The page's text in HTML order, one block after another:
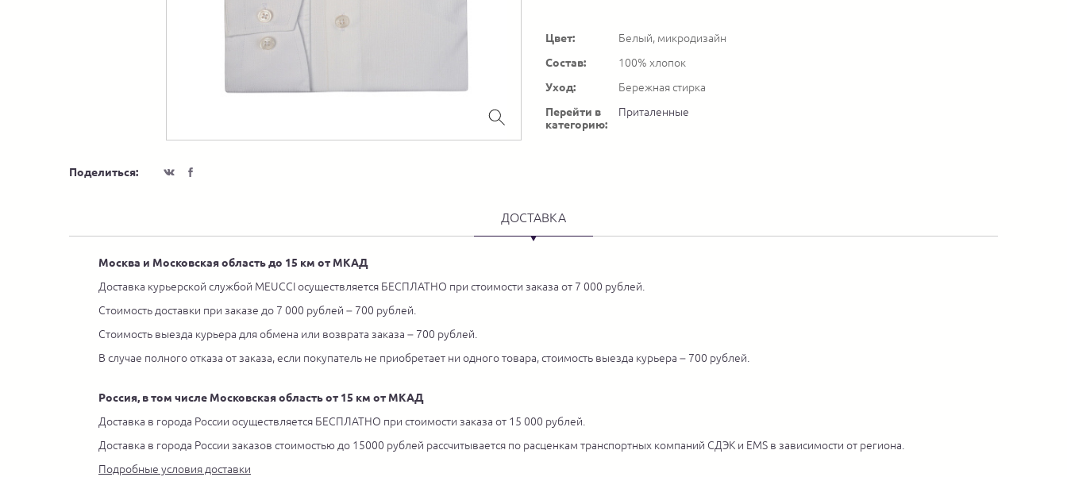
Поделиться:
Цвет:
Белый, микродизайн
Состав:
100% хлопок
Уход:
Бережная стирка
Перейти в
категорию:
Приталенные
ДОСТАВКА
Москва и Московская область до 15 км от МКАД
Доставка курьерской службой MEUCCI осуществляется БЕСПЛАТНО при стоимости заказа от 7 000 рублей.
Стоимость доставки при заказе до 7 000 рублей – 700 рублей.
Стоимость выезда курьера для обмена или возврата заказа – 700 рублей.
В случае полного отказа от заказа, если покупатель не приобретает ни одного товара, стоимость выезда курьера – 700 рублей.
Россия, в том числе Московская область от 15 км от МКАД
Доставка в города России осуществляется БЕСПЛАТНО при стоимости заказа от 15 000 рублей.
Доставка в города России заказов стоимостью до 15000 рублей рассчитывается по расценкам транспортных компаний СДЭК и EMS в зависимости от региона.
Подробные условия доставки